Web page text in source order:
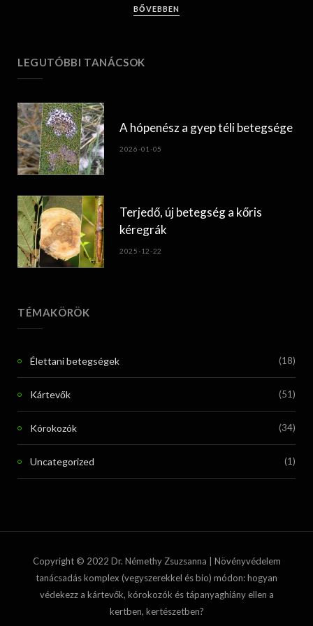
BŐVEBBEN
LEGUTÓBBI TANÁCSOK
A hópenész a gyep téli betegsége
2026-01-05
Terjedő, új betegség a kőris
kéregrák
2025-12-22
TÉMAKÖRÖK
Élettani betegségek (18)
Kártevők (51)
Kórokozók (34)
Uncategorized (1)
Copyright © 2022 Dr. Némethy Zsuzsanna | Növényvédelem
tanácsadás komplex (vegyszerekkel és bio) módon: hogyan
védekezz a kártevők, kórokozók és tápanyaghiány ellen a
kertben, kertészetben?